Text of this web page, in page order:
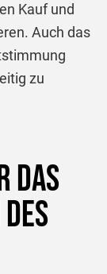
Kauf und
Auch das
zu
das